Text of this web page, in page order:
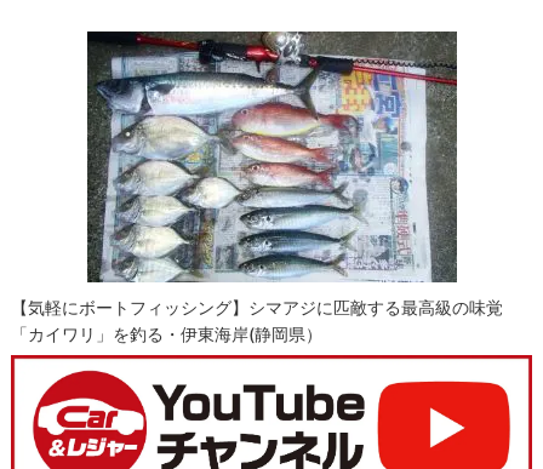
【気軽にボートフィッシング】シマアジに匹敵する最高級の味覚
「カイワリ」を釣る・伊東海岸(静岡県）